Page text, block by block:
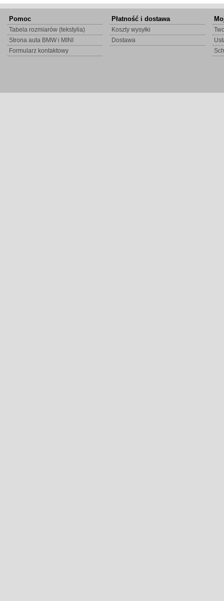
Pomoc
Tabela rozmiarów (tekstylia)
Strona auta BMW i MINI
Formularz kontaktowy
Płatność i dostawa
Koszty wysyłki
Dostawa